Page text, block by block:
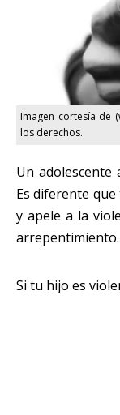
Imagen cortesía de
los derechos.
Un adolescente
Es diferente
y apele a la
arrepentimiento.
Si tu hijo es